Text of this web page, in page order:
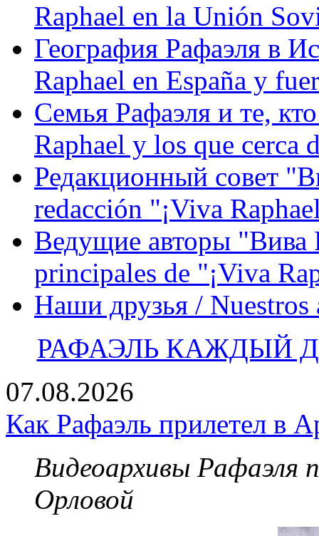
Raphael en la Unión
География Рафаэля в
Raphael en España y
Семья Рафаэля и те,
Raphael y los que cerca
Редакционный совет
redacción "¡Viva
Ведущие авторы "Вива
principales de "¡Viva
Наши друзья / Nuestros
РАФАЭЛЬ КАЖДЫЙ
07.08.2026
Как Рафаэль прилетел в
Видеоархивы Рафаэля
Орловой